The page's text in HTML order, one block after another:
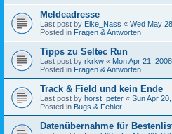
Meldeadresse
Last post by Eike_Nass « Wed May
Posted in Fragen & Antworten
Tipps zu Seltec Run
Last post by rkrkw « Mon Apr 21,
Posted in Fragen & Antworten
Track & Field und kein Ende
Last post by horst_peter « Sun Apr
Posted in Bugs & Fehler
Datenübernahme für